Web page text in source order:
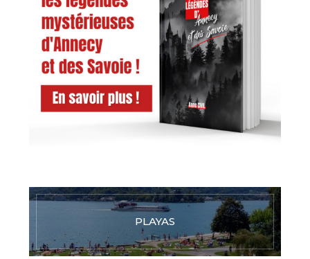
PLAYAS